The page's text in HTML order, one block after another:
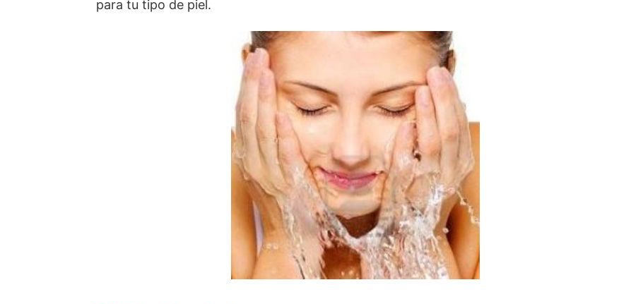
para tu tipo de piel.